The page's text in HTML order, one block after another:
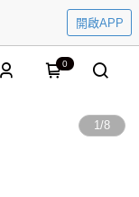
開啟APP
0
1/8